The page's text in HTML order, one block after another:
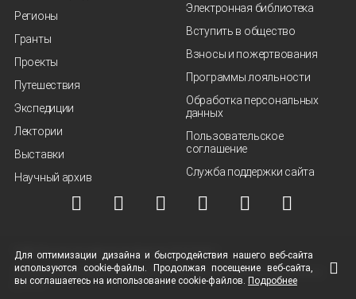
Регионы
Гранты
Проекты
Путешествия
Экспедиции
Лектории
Выставки
Научный архив
Электронная библиотека
Вступить в общество
Взносы и пожертвования
Программы лояльности
Обработка персональных
данных
Пользовательское
соглашение
Служба поддержки сайта
© ВОО "Русское географическое общество", 2013-2026 г.
Условия использования материалов
Политика защиты и обработки персональных
данных
Для оптимизации дизайна и быстродействия нашего веб-сайта
используются cookie-файлы. Продолжая посещение веб-сайта,
вы соглашаетесь на использование cookie-файлов. Подробнее